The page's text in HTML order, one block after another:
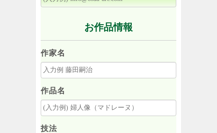
お作品情報
作家名
作品名
技法